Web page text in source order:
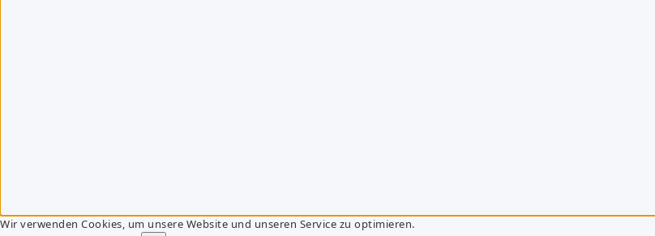
Wir verwenden Cookies, um unsere Website und unseren Service zu optimieren.